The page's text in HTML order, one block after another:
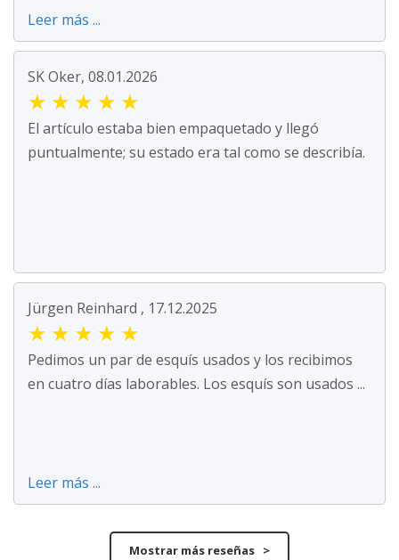
Leer más ...
SK Oker, 08.01.2026
★ ★ ★ ★ ★
El artículo estaba bien empaquetado y llegó
puntualmente; su estado era tal como se describía.
Jürgen Reinhard , 17.12.2025
★ ★ ★ ★ ★
Pedimos un par de esquís usados y los recibimos
en cuatro días laborables. Los esquís son usados ...
Leer más ...
Mostrar más reseñas >